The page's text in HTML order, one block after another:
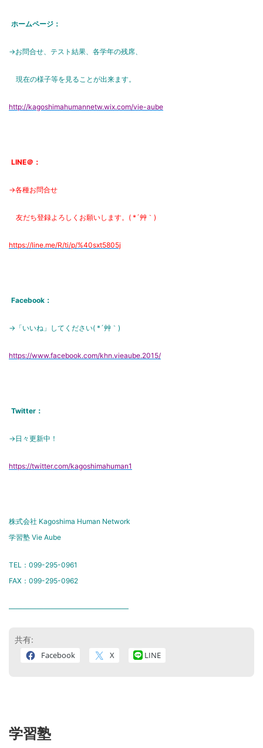
ホームページ：
→お問合せ、テスト結果、各学年の残席、
現在の様子等を見ることが出来ます。
http://kagoshimahumannetw.wix.com/vie-aube
LINE＠：
→各種お問合せ
友だち登録よろしくお願いします。( *´艸｀)
https://line.me/R/ti/p/%40sxt5805j
Facebook：
→「いいね」してください( *´艸｀)
https://www.facebook.com/khn.vieaube.2015/
Twitter：
→日々更新中！
https://twitter.com/kagoshimahuman1
株式会社 Kagoshima Human Network
学習塾 Vie Aube
TEL：099-295-0961
FAX：099-295-0962
―――――――――――――――――
共有:
Facebook X LINE
学習塾